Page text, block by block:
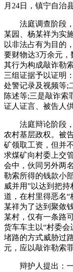
月24日，镇宁自治
法庭调查阶段，
某园、杨某祥为实
以非法占有为目的
要财物达3万余元，
其行为构成敲诈勒
三组证据予以证明
处警记录及视频等;
陈述等;三是敲诈索
证人证言、被告人
法庭辩论阶段，
农村基层政权。被
矿领取工资，但并
求煤矿向村委上交
会中，伙同另外两
勒索所得的钱款小
威并用”以达到把
道，在村里得恶名
某祥为了达到聚敛
某村，仅有一条路
货车车主以“村委会
堵路的方式威胁过
元，应以敲诈勒索
辩护人提出：一